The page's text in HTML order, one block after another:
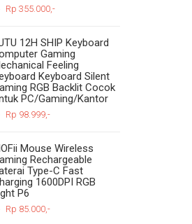
Rp 355.000,-
12H SHIP Keyboard
Gaming
Feeling
Keyboard Silent
RGB Backlit Cocok
PC/Gaming/Kantor
Rp 98.999,-
Mouse Wireless
Rechargeable
Type-C Fast
1600DPI RGB
P6
Rp 85.000,-